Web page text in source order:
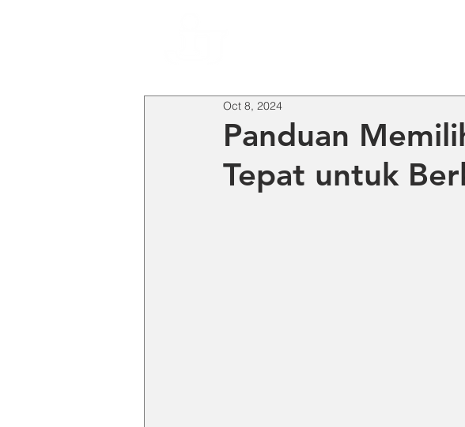
Panduan
Tepat untuk
Oct 8, 2024